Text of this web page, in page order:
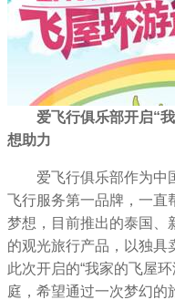
爱飞行俱乐部开启“
想助力
爱飞行俱乐部作为中国
飞行服务第一品牌，一直
梦想，目前推出的泰国、
的观光旅行产品，以独具
此次开启的“我家的飞屋
庭，希望通过一次梦幻的